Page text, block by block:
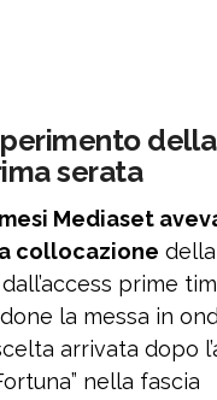
serata
Mediaset
collocazione
prime
la messa in
arrivata dopo
nella fascia